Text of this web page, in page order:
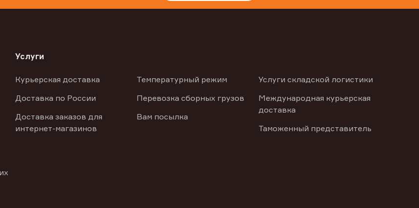
Услуги
Курьерская доставка
Доставка по России
Доставка заказов для
интернет-магазинов
Температурный режим
Перевозка сборных грузов
Вам посылка
Услуги складской логистики
Международная курьерская
доставка
Таможенный представитель